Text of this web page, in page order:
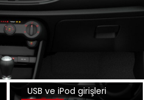
USB ve iPod girişleri